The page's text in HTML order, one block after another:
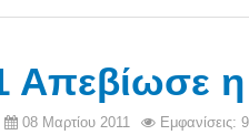
Απεβίωσε
08 Μαρτίου 2011 Εμφανίσεις: